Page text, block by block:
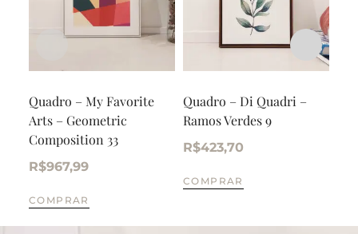
Quadro – My Favorite
Arts – Geometric
Composition 33
R$967,99
COMPRAR
Quadro – Di Quadri –
Ramos Verdes 9
R$423,70
COMPRAR